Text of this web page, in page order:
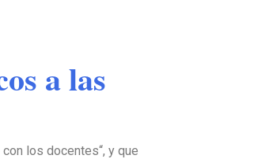
a las
los docentes“, y que